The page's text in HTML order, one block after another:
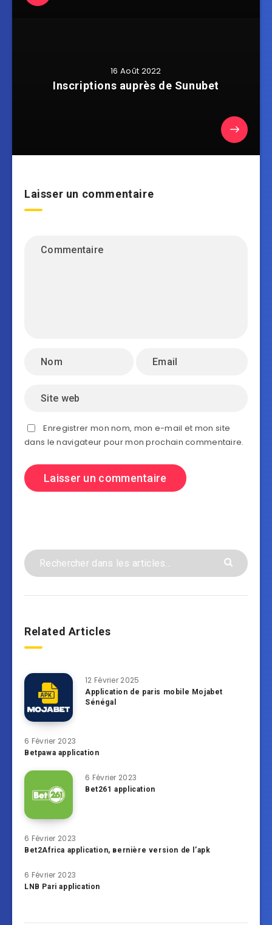
16 Août 2022
Inscriptions auprès de Sunubet
Laisser un commentaire
Enregistrer mon nom, mon e-mail et mon site
dans le navigateur pour mon prochain commentaire.
Related Articles
12 Février 2025
Application de paris mobile Mojabet
Sénégal
6 Février 2023
Betpawa application
6 Février 2023
Bet261 application
6 Février 2023
Bet2Africa application, вernière version de l’apk
6 Février 2023
LNB Pari application